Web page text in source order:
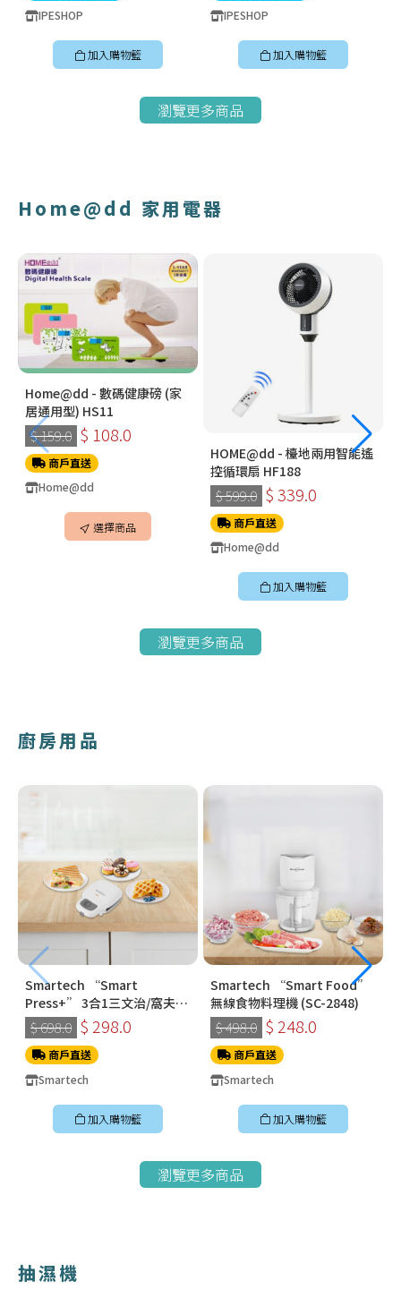
IPESHOP
加入購物籃
IPESHOP
加入購物籃
瀏覽更多商品
Home@dd 家用電器
Home@dd - 數碼健康磅 (家
居通用型) HS11
$ 159.0 $ 108.0
商戶直送
Home@dd
選擇商品
HOME@dd - 檯地兩用智能遙
控循環扇 HF188
$ 599.0 $ 339.0
商戶直送
Home@dd
加入購物籃
瀏覽更多商品
廚房用品
Smartech “Smart
Press+” 3合1三文治/窩夫/
冬甩機 SM-2228
$ 698.0 $ 298.0
商戶直送
Smartech
加入購物籃
Smartech “Smart Food”
無線食物料理機 (SC-2848)
$ 498.0 $ 248.0
商戶直送
Smartech
加入購物籃
瀏覽更多商品
抽濕機